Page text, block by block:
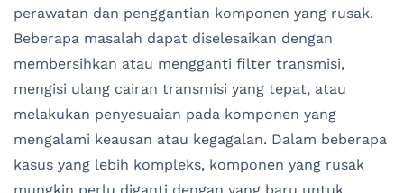
perawatan dan penggantian komponen yang rusak.
Beberapa masalah dapat diselesaikan dengan
membersihkan atau mengganti filter transmisi,
mengisi ulang cairan transmisi yang tepat, atau
melakukan penyesuaian pada komponen yang
mengalami keausan atau kegagalan. Dalam beberapa
kasus yang lebih kompleks, komponen yang rusak